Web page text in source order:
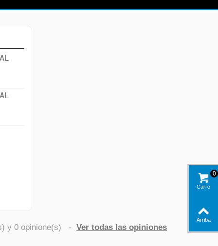
y 0 opinione(s) - Ver todas las opiniones
Carro
0
Arriba